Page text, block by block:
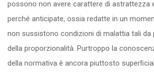
possono non avere carattere di astrattezza
perché anticipate, ossia redatte in un
non sussistono condizioni di malattia tali da
della proporzionalità. Purtroppo la
della normativa è ancora piuttosto